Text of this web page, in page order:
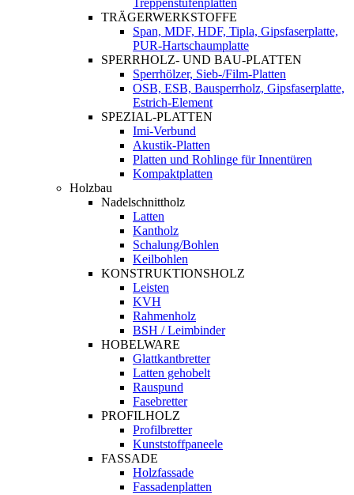
TRÄGERWERKSTOFFE
Span, MDF, HDF, Tipla, Gipsfaserplatte,
PUR-Hartschaumplatte
SPERRHOLZ- UND BAU-PLATTEN
Sperrhölzer, Sieb-/Film-Platten
OSB, ESB, Bausperrholz, Gipsfaserplatte,
Estrich-Element
SPEZIAL-PLATTEN
Imi-Verbund
Akustik-Platten
Platten und Rohlinge für Innentüren
Kompaktplatten
Holzbau
Nadelschnittholz
Latten
Kantholz
Schalung/Bohlen
Keilbohlen
KONSTRUKTIONSHOLZ
Leisten
KVH
Rahmenholz
BSH / Leimbinder
HOBELWARE
Glattkantbretter
Latten gehobelt
Rauspund
Fasebretter
PROFILHOLZ
Profilbretter
Kunststoffpaneele
FASSADE
Holzfassade
Fassadenplatten